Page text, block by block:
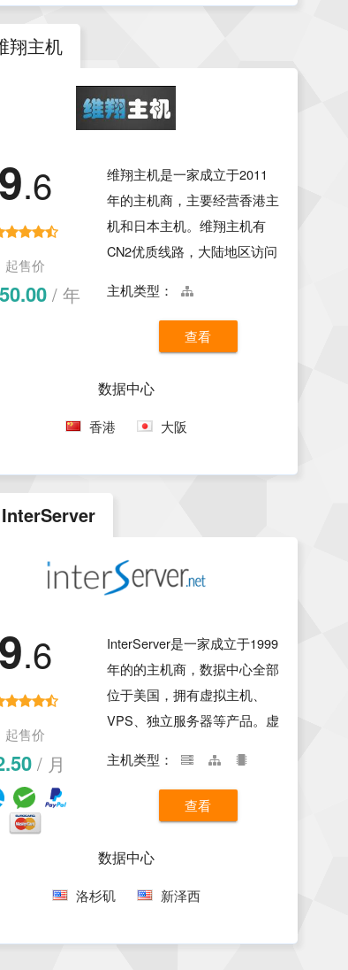
翔主机
9.6
起售价
/ 年
维翔主机是一家成立于2011
年的主机商，主要经营香港主
机和日本主机。维翔主机有
CN2优质线路，大陆地区访问
便宜，免费赠送了独立IP，有
利于SEO，还可以托管无限个
主机类型：
查看
数据中心
香港 大阪
法兰克福 西班牙
9.6
起售价
/ 月
InterServer是一家成立于1999
年的的主机商，数据中心全部
位于美国，拥有虚拟主机、
VPS、独立服务器等产品。虚
WordPress等程序，VPS同时
拥有Linux和Windows支持，
独立服务器带宽高达
10Gbps，机房网络设施完
在线客服，团队技术力量强
商。
主机类型：
查看
数据中心
洛杉矶 新泽西